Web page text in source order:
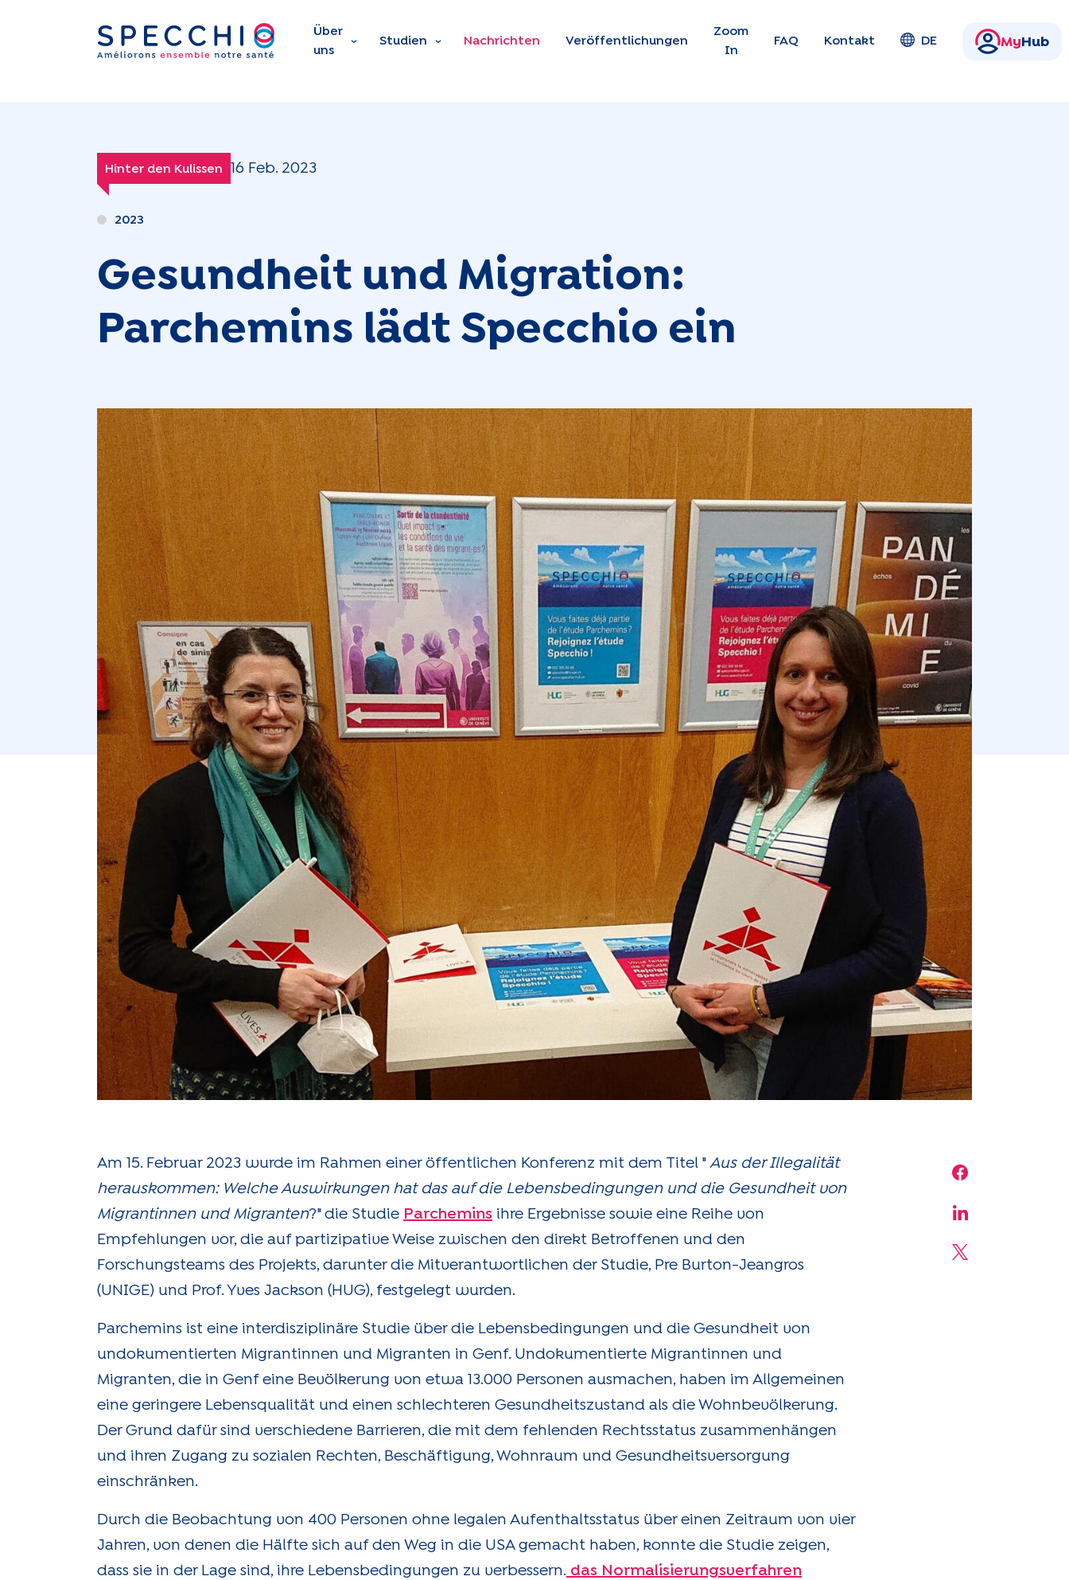
Zum Hauptinhalt springen
Über
uns
Studien Nachrichten Veröffentlichungen
Zoom
In
FAQ Kontakt DE My Hub
Hinter den Kulissen 16 Feb. 2023
2023
Gesundheit und Migration:
Parchemins lädt Specchio ein
Share on
Share on
Share on X
Am 15. Februar 2023 wurde im Rahmen einer öffentlichen Konferenz mit dem Titel " Aus der Illegalität
herauskommen: Welche Auswirkungen hat das auf die Lebensbedingungen und die Gesundheit von
Migrantinnen und Migranten?" die Studie Parchemins ihre Ergebnisse sowie eine Reihe von
Empfehlungen vor, die auf partizipative Weise zwischen den direkt Betroffenen und den
Forschungsteams des Projekts, darunter die Mitverantwortlichen der Studie, Pre Burton-Jeangros
(UNIGE) und Prof. Yves Jackson (HUG), festgelegt wurden.
Parchemins ist eine interdisziplinäre Studie über die Lebensbedingungen und die Gesundheit von
undokumentierten Migrantinnen und Migranten in Genf. Undokumentierte Migrantinnen und
Migranten, die in Genf eine Bevölkerung von etwa 13.000 Personen ausmachen, haben im Allgemeinen
eine geringere Lebensqualität und einen schlechteren Gesundheitszustand als die Wohnbevölkerung.
Der Grund dafür sind verschiedene Barrieren, die mit dem fehlenden Rechtsstatus zusammenhängen
und ihren Zugang zu sozialen Rechten, Beschäftigung, Wohnraum und Gesundheitsversorgung
einschränken.
Durch die Beobachtung von 400 Personen ohne legalen Aufenthaltsstatus über einen Zeitraum von vier
Jahren, von denen die Hälfte sich auf den Weg in die USA gemacht haben, konnte die Studie zeigen,
dass sie in der Lage sind, ihre Lebensbedingungen zu verbessern. das Normalisierungsverfahren